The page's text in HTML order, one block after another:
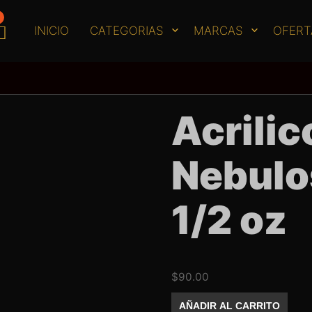
INICIO CATEGORIAS MARCAS
1/2 oz
$90.00
MissNails
AÑADIR AL CARRITO